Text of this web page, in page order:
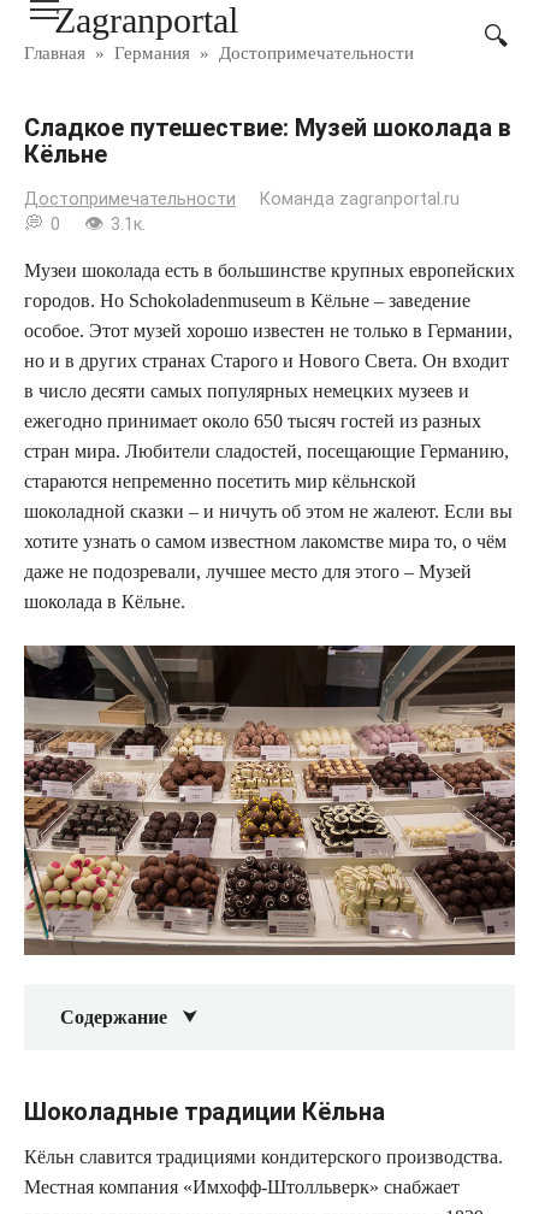
ПерейтиZagranportal
Главная » Германия » Достопримечательности
Сладкое путешествие: Музей шоколада в
Кёльне
Достопримечательности
Команда zagranportal.ru
0
3.1к.
Музеи шоколада есть в большинстве крупных европейских
городов. Но Schokoladenmuseum в Кёльне – заведение
особое. Этот музей хорошо известен не только в Германии,
но и в других странах Старого и Нового Света. Он входит
в число десяти самых популярных немецких музеев и
ежегодно принимает около 650 тысяч гостей из разных
стран мира. Любители сладостей, посещающие Германию,
стараются непременно посетить мир кёльнской
шоколадной сказки – и ничуть об этом не жалеют. Если вы
хотите узнать о самом известном лакомстве мира то, о чём
даже не подозревали, лучшее место для этого – Музей
шоколада в Кёльне.
Содержание
Шоколадные традиции Кёльна
Кёльн славится традициями кондитерского производства.
Местная компания «Имхофф-Штолльверк» снабжает